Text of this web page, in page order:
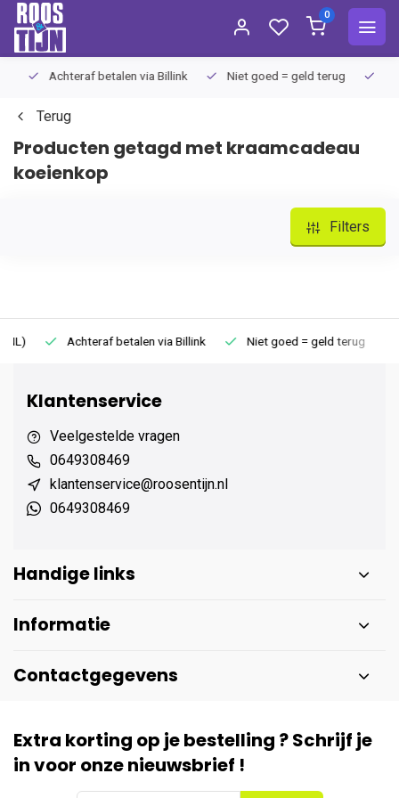
0
Achteraf betalen via Billink Niet goed = geld terug
Terug
Producten getagd met kraamcadeau
koeienkop
Filters
Achteraf betalen via Billink Niet goed = geld terug
Klantenservice
Veelgestelde vragen
0649308469
klantenservice@roosentijn.nl
0649308469
Handige links
Informatie
Contactgegevens
Extra korting op je bestelling ? Schrijf je
in voor onze nieuwsbrief !